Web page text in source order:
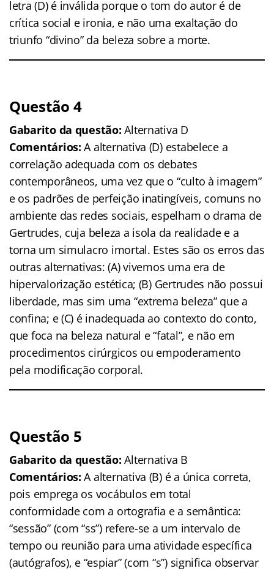
letra (D) é inválida porque o tom do autor é de
crítica social e ironia, e não uma exaltação do
triunfo “divino” da beleza sobre a morte.
Questão 4
Gabarito da questão: Alternativa D
Comentários: A alternativa (D) estabelece a
correlação adequada com os debates
contemporâneos, uma vez que o “culto à imagem”
e os padrões de perfeição inatingíveis, comuns no
ambiente das redes sociais, espelham o drama de
Gertrudes, cuja beleza a isola da realidade e a
torna um simulacro imortal. Estes são os erros das
outras alternativas: (A) vivemos uma era de
hipervalorização estética; (B) Gertrudes não possui
liberdade, mas sim uma “extrema beleza” que a
confina; e (C) é inadequada ao contexto do conto,
que foca na beleza natural e “fatal”, e não em
procedimentos cirúrgicos ou empoderamento
pela modificação corporal.
Questão 5
Gabarito da questão: Alternativa B
Comentários: A alternativa (B) é a única correta,
pois emprega os vocábulos em total
conformidade com a ortografia e a semântica:
“sessão” (com “ss”) refere-se a um intervalo de
tempo ou reunião para uma atividade específica
(autógrafos), e “espiar” (com “s”) significa observar